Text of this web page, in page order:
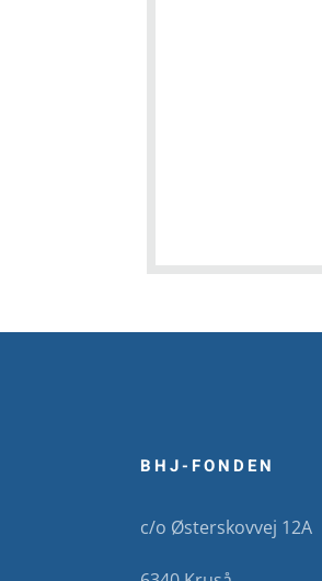
BHJ-FONDEN
c/o Østerskovvej 12A